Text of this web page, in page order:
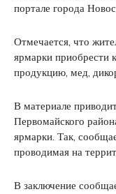
портале города
Отмечается, что
ярмарки приобрести
продукцию, мед,
В материале
Первомайского
ярмарки. Так,
проводимая на
В заключение